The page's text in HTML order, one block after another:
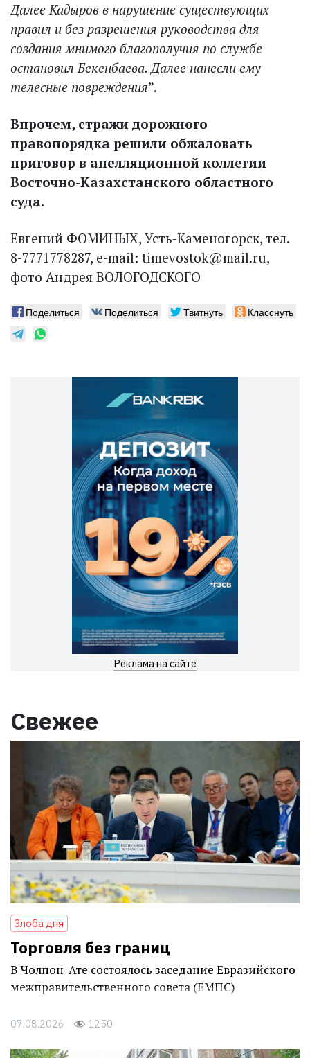
Далее Кадыров в нарушение существующих
правил и без разрешения руководства для
создания мнимого благополучия по службе
остановил Бекенбаева. Далее нанесли ему
телесные повреждения”.
Впрочем, стражи дорожного
правопорядка решили обжаловать
приговор в апелляционной коллегии
Восточно-Казахстанского областного
суда.
Евгений ФОМИНЫХ, Усть-Каменогорск, тел.
8-7771778287, e-mail: timevostok@mail.ru,
фото Андрея ВОЛОГОДСКОГО
Поделиться Поделиться Твитнуть Класснуть
Реклама на сайте
Свежее
Злоба дня
Торговля без границ
В Чолпон-Ате состоялось заседание Евразийского
межправительственного совета (ЕМПС)
07.08.2026 1250